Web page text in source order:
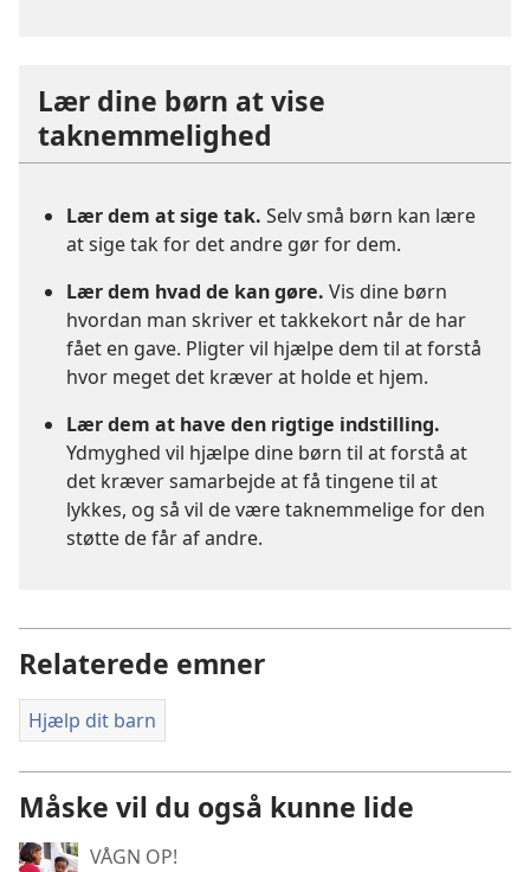
Lær dine børn at vise
taknemmelighed
Lær dem at sige tak. Selv små børn kan lære
at sige tak for det andre gør for dem.
Lær dem hvad de kan gøre. Vis dine børn
hvordan man skriver et takkekort når de har
fået en gave. Pligter vil hjælpe dem til at forstå
hvor meget det kræver at holde et hjem.
Lær dem at have den rigtige indstilling.
Ydmyghed vil hjælpe dine børn til at forstå at
det kræver samarbejde at få tingene til at
lykkes, og så vil de være taknemmelige for den
støtte de får af andre.
Relaterede emner
Hjælp dit barn
Måske vil du også kunne lide
VÅGN OP!